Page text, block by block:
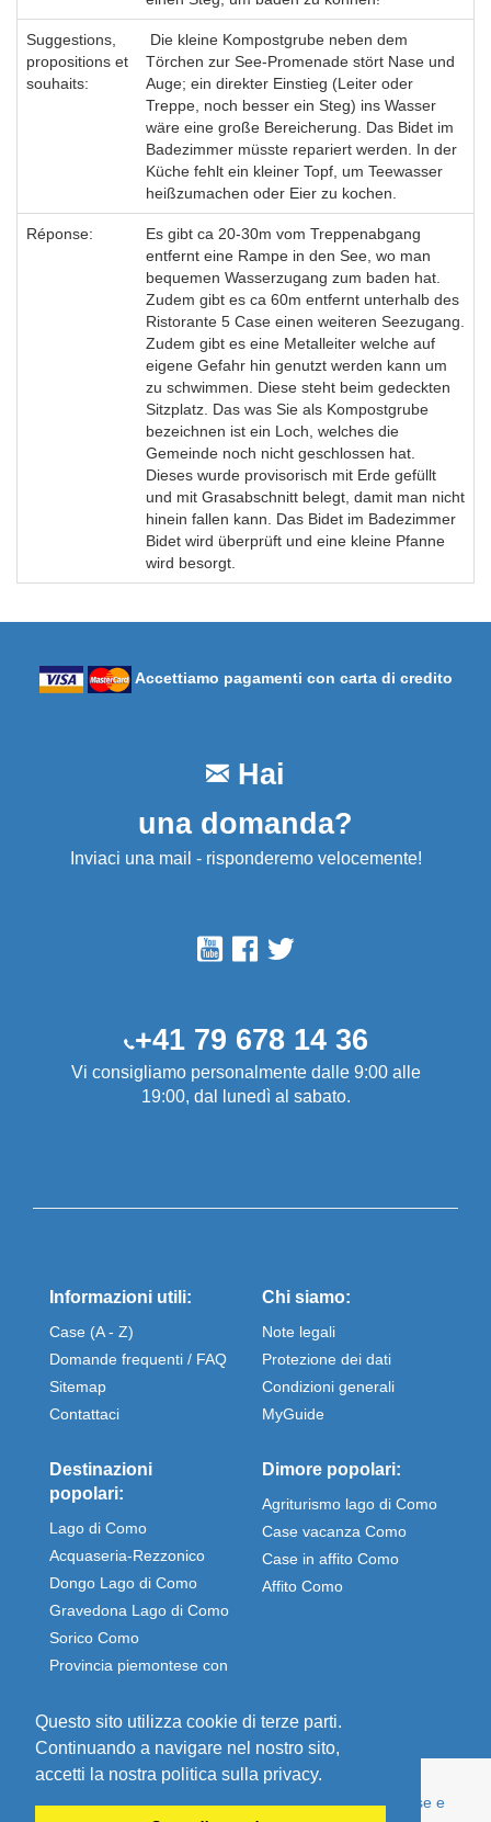
Questo sito utilizza cookie di terze parti.
Continuando a navigare nel nostro sito,
accetti la nostra politica sulla privacy.
Suggestions,
propositions et
souhaits:
Die kleine Kompostgrube neben dem
Törchen zur See-Promenade stört Nase und
Auge; ein direkter Einstieg (Leiter oder
Treppe, noch besser ein Steg) ins Wasser
wäre eine große Bereicherung. Das Bidet im
Badezimmer müsste repariert werden. In der
Küche fehlt ein kleiner Topf, um Teewasser
heißzumachen oder Eier zu kochen.
Réponse:
Es gibt ca 20-30m vom Treppenabgang
entfernt eine Rampe in den See, wo man
bequemen Wasserzugang zum baden hat.
Zudem gibt es ca 60m entfernt unterhalb des
Ristorante 5 Case einen weiteren Seezugang.
Zudem gibt es eine Metalleiter welche auf
eigene Gefahr hin genutzt werden kann um
zu schwimmen. Diese steht beim gedeckten
Sitzplatz. Das was Sie als Kompostgrube
bezeichnen ist ein Loch, welches die
Gemeinde noch nicht geschlossen hat.
Dieses wurde provisorisch mit Erde gefüllt
und mit Grasabschnitt belegt, damit man nicht
hinein fallen kann. Das Bidet im Badezimmer
Bidet wird überprüft und eine kleine Pfanne
wird besorgt.
Accettiamo pagamenti con carta di credito
Hai
una domanda?
Inviaci una mail - risponderemo velocemente!
+41 79 678 14 36
Vi consigliamo personalmente dalle 9:00 alle
19:00, dal lunedì al sabato.
Informazioni utili:
Case (A - Z)
Domande frequenti / FAQ
Sitemap
Contattaci
Chi siamo:
Note legali
Protezione dei dati
Condizioni generali
MyGuide
Destinazioni
popolari:
Lago di Como
Acquaseria-Rezzonico
Dongo Lago di Como
Gravedona Lago di Como
Sorico Como
Provincia piemontese con
Dimore popolari:
Agriturismo lago di Como
Case vacanza Como
Case in affito Como
Affito Como
© Comolake Homes - La tua casa per le vacanze. Case e